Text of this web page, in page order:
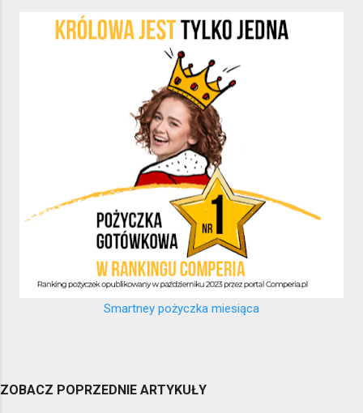
Smartney pożyczka miesiąca
ZOBACZ POPRZEDNIE ARTYKUŁY